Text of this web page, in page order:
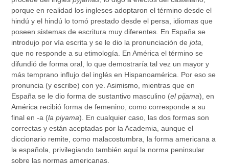
porque en realidad los ingleses adoptaron el término desde el
hindú y el hindú lo tomó prestado desde el persa, idiomas que
poseen sistemas de escritura muy diferentes. En España se
introdujo por vía escrita y se le dio la pronunciación dejota,
que no responde a su etimología. En América el término se
difundió de forma oral, lo que demostraría tal vez un mayor y
más temprano influjo del inglés en Hispanoamérica. Por eso se
pronuncia (y escribe) con ye. Asimismo, mientras que en
España se le dio forma de sustantivo masculino (el pijama), en
América recibió forma de femenino, como corresponde a su
final en -a (la piyama). En cualquier caso, las dos formas son
correctas y están aceptadas por la Academia, aunque el
diccionario remite, como malacostumbra, la forma americana a
la española, privilegiando también aquí la norma peninsular
sobre las normas americanas.